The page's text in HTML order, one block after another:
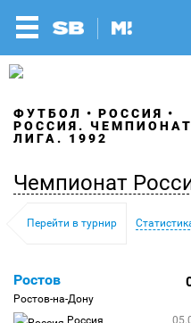
ФУТБОЛ
РОССИЯ
РОССИЯ.
ЛИГА. 1992
Чемпионат
Перейти в турнир
Ростов
Ростов-на-Дону
Россия